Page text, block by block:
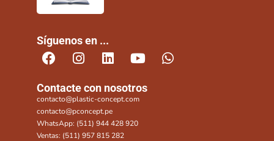
Síguenos en ...
Contacte con nosotros
contacto@plastic-concept.com
contacto@pconcept.pe
WhatsApp: (511) 944 428 920
Ventas: (511) 957 815 282